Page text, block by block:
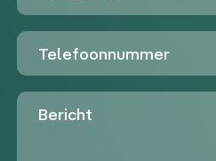
Telefoon
Untitled